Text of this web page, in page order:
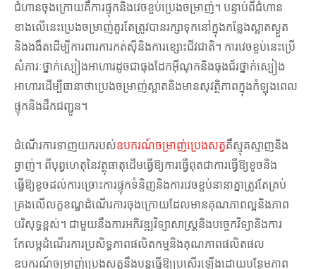
ជំហានចុងក្រោយគឺការផ្ទុកនិងវេចខ្ចប់ប្រេងចម្រាញ់។ បន្ទាប់ពីជំហាន
ខាងលើនេះប្រេងចម្រាញ់គួរតែត្រូវបានរក្សាទុកនៅក្នុងកន្លែងស្អាតស្ងួត
និងងងឹតដើម្បីការពារការកត់សុីនិងការខ្សោះជីវជាតិ។ ការវេចខ្ចប់នេះប្រើ
សំភារៈថ្នាក់ស្បៀងអាហារដូចជាធុងដែកអ៊ីណុកនិងធុងជ័រថ្នាក់ស្បៀង
អាហារដើម្បីធានាថាប្រេងចម្រាញ់ស្អាតនិងមានសុវត្ថិភាពក្នុងកំឡុងពេល
ផ្ទុកនិងដឹកជញ្ជូន។
ដំណើរការទាញយករបស់ឧបករណ៍ចម្រាញ់ប្រេងសត្វគឺស្មុគស្មាញនិង
ឆ្ងាញ់។ ពីបុព្វហេតុនៃវត្ថុធាតុដើមធ្វើឱ្យការធ្វើពុតជាការធ្វើឱ្យខូចនិង
ធ្វើឱ្យខូចដល់ការច្រោះការផ្ទុកទំនិញនិងការវេចខ្ចប់នានាគ្នាត្រូវតែគ្រប់
គ្រងលើលក្ខខណ្ឌដំណើរការចុងក្រោយដែលមានគុណភាពល្អនិងភាព
បរិសុទ្ធខ្ពស់។ ជាមួយនឹងការអភិវឌ្ឍវិទ្យាសាស្ត្រនិងបច្ចេកវិទ្យានិងការ
កែលម្អដំណើរការប្រសិទ្ធភាពផលិតកម្មនិងគុណភាពផលិតផល
ឧបករណ៍ចម្រាញ់ប្រេងសត្វនឹងបន្តធ្វើឱ្យប្រសើរឡើងដោយបន្ថែមភាព